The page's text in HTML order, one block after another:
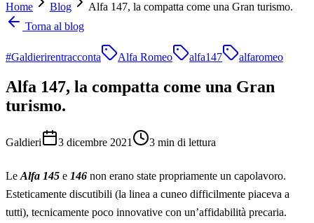
Home Blog
Alfa 147, la compatta come una Gran turismo.
Torna al blog
#Galdierirentracconta Alfa Romeo alfa147 alfaromeo
Alfa 147, la compatta come una Gran
turismo.
Galdieri 3 dicembre 2021 3 min di lettura
Le Alfa 145 e 146 non erano state propriamente un capolavoro.
Esteticamente discutibili (la linea a cuneo difficilmente piaceva a
tutti), tecnicamente poco innovative con un’affidabilità precaria.